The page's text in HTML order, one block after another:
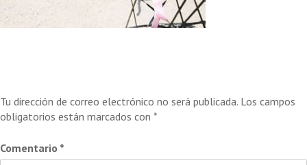
Tu dirección de correo electrónico no será publicada. Los campos
obligatorios están marcados con *
Comentario *